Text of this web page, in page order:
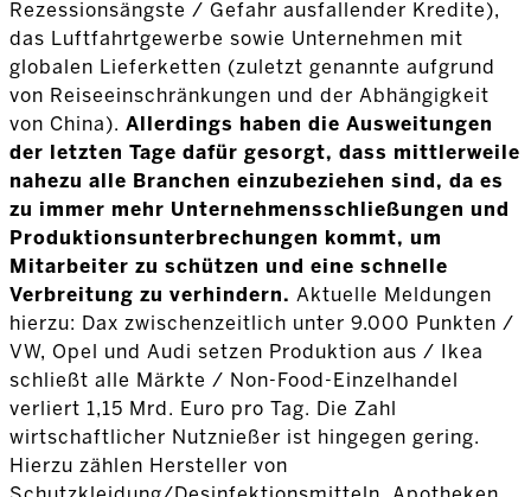
Rezessionsängste / Gefahr ausfallender Kredite),
das Luftfahrtgewerbe sowie Unternehmen mit
globalen Lieferketten (zuletzt genannte aufgrund
von Reiseeinschränkungen und der Abhängigkeit
von China). Allerdings haben die Ausweitungen
der letzten Tage dafür gesorgt, dass mittlerweile
nahezu alle Branchen einzubeziehen sind, da es
zu immer mehr Unternehmensschließungen und
Produktionsunterbrechungen kommt, um
Mitarbeiter zu schützen und eine schnelle
Verbreitung zu verhindern. Aktuelle Meldungen
hierzu: Dax zwischenzeitlich unter 9.000 Punkten /
VW, Opel und Audi setzen Produktion aus / Ikea
schließt alle Märkte / Non-Food-Einzelhandel
verliert 1,15 Mrd. Euro pro Tag. Die Zahl
wirtschaftlicher Nutznießer ist hingegen gering.
Hierzu zählen Hersteller von